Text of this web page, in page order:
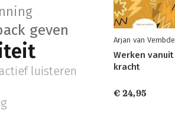
geven
luisteren
Arjan van Vembde
Werken vanuit
kracht
€ 24,95